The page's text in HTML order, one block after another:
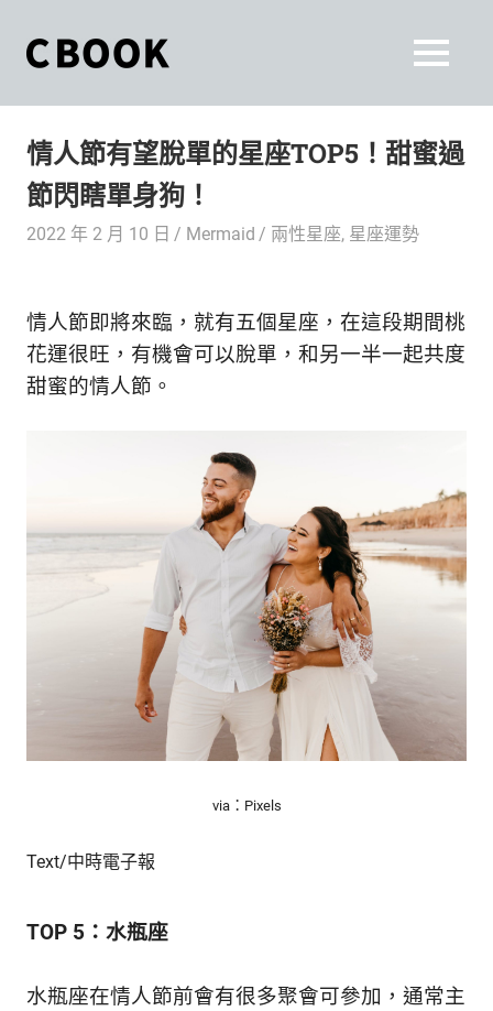
content
和
你
一
活
出
己
的
生
活
度
World.」
是
近
你/
妳
生
精
潮
兩
座、
新
MENU
情人節有望脫單的星座TOP5！甜蜜過
節閃瞎單身狗！
2022 年 2 月 10 日 Mermaid 兩性星座, 星座運勢
情人節即將來臨，就有五個星座，在這段期間桃
花運很旺，有機會可以脫單，和另一半一起共度
甜蜜的情人節。
via：Pixels
Text/中時電子報
TOP 5：水瓶座
水瓶座在情人節前會有很多聚會可參加，通常主